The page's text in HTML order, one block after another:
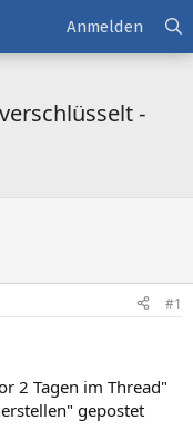
Anmelden
-
#1
2 Tagen im Thread"
gepostet